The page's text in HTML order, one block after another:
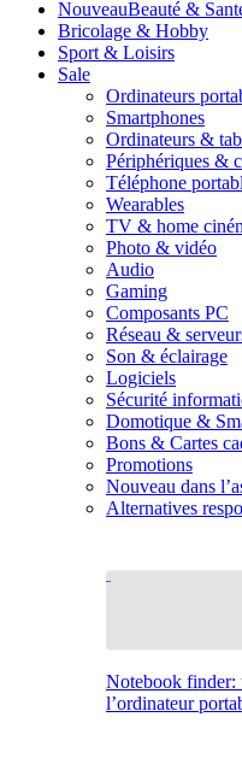
NouveauBeauté &
Bricolage & Hobby
Sport & Loisirs
Sale
Ordinateurs
Smartphones
Ordinateurs &
Périphériques &
Téléphone
Wearables
TV & home
Photo & vidéo
Audio
Gaming
Composants PC
Réseau &
Son & éclairage
Logiciels
Sécurité
Domotique &
Bons & Cartes
Promotions
Nouveau dans
Alternatives
Notebook finder:
l’ordinateur